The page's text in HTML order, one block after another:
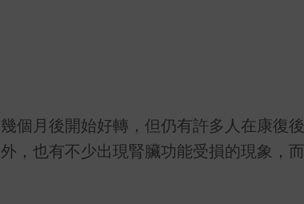
個月後開始好轉，但仍有許多人在康復
，也有不少出現腎臟功能受損的現象，